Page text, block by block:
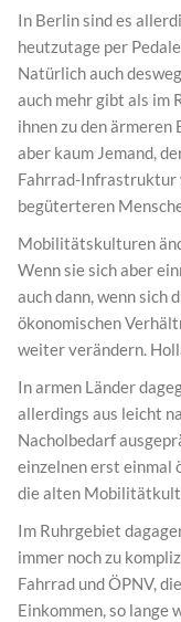
In Berlin sind es
heutzutage per
Natürlich auch
auch mehr gibt als im
ihnen zu den ärmeren
aber kaum Jemand,
Fahrrad-Infrastruktur
begüterteren
Mobilitätskulturen
Wenn sie sich aber
auch dann, wenn sich
ökonomischen
weiter verändern.
In armen Länder
allerdings aus leicht
Nacholbedarf
einzelnen erst einmal
die alten
Im Ruhrgebiet
immer noch zu
Fahrrad und ÖPNV,
Einkommen, so lange